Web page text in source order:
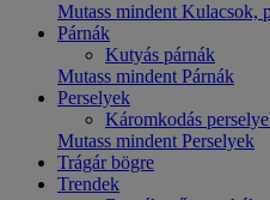
Mutass mindent Kulacsok,
Párnák
Kutyás párnák
Mutass mindent Párnák
Perselyek
Káromkodás
Mutass mindent Perselyek
Trágár bögre
Trendek